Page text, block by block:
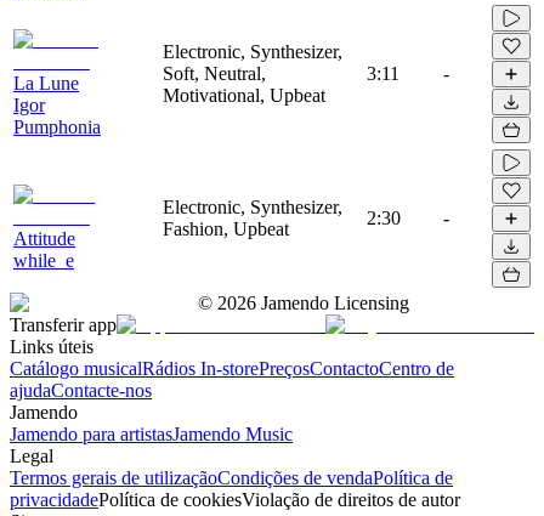
La Lune
Igor
Pumphonia
Electronic, Synthesizer,
Soft, Neutral,
Motivational, Upbeat
3:11 -
Attitude
while_e
Electronic, Synthesizer,
Fashion, Upbeat
2:30 -
© 2026 Jamendo Licensing
Transferir app
Links úteis
Catálogo musicalRádios In-storePreçosContactoCentro de
ajudaContacte-nos
Jamendo
Jamendo para artistasJamendo Music
Legal
Termos gerais de utilizaçãoCondições de vendaPolítica de
privacidadePolítica de cookiesViolação de direitos de autor